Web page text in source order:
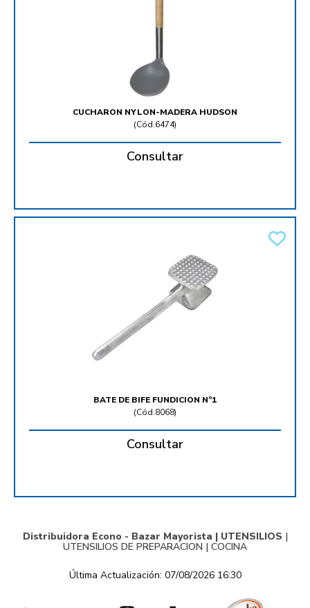
CUCHARON NYLON-MADERA HUDSON
(Cód.6474)
Consultar
BATE DE BIFE FUNDICION Nº1
(Cód.8068)
Consultar
Distribuidora Econo - Bazar Mayorista | UTENSILIOS |
UTENSILIOS DE PREPARACION | COCINA
Última Actualización: 07/08/2026 16:30